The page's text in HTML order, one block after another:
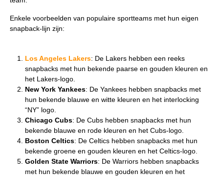
Enkele voorbeelden van populaire sportteams met hun eigen
snapback-lijn zijn:
Los Angeles Lakers: De Lakers hebben een reeks
snapbacks met hun bekende paarse en gouden kleuren en
het Lakers-logo.
New York Yankees: De Yankees hebben snapbacks met
hun bekende blauwe en witte kleuren en het interlocking
“NY” logo.
Chicago Cubs: De Cubs hebben snapbacks met hun
bekende blauwe en rode kleuren en het Cubs-logo.
Boston Celtics: De Celtics hebben snapbacks met hun
bekende groene en gouden kleuren en het Celtics-logo.
Golden State Warriors: De Warriors hebben snapbacks
met hun bekende blauwe en gouden kleuren en het